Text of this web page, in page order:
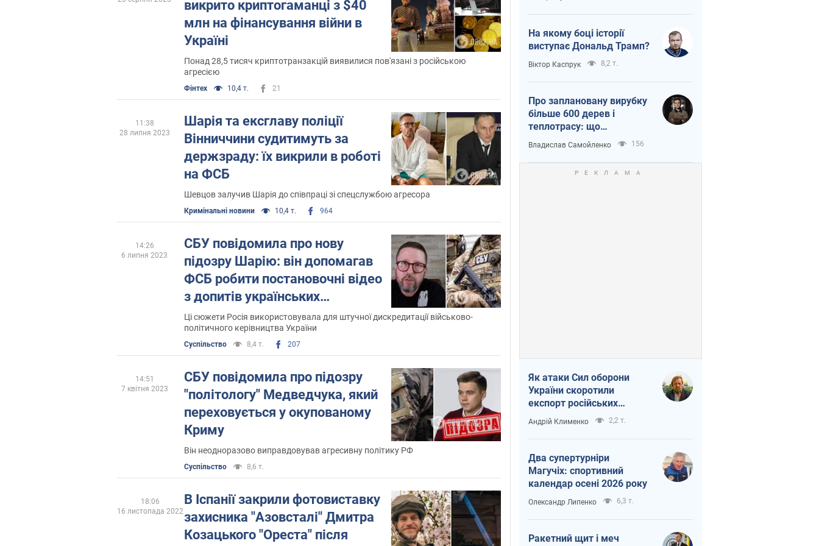
викрито криптогаманці з $40
млн на фінансування війни в
Україні
Понад 28,5 тисяч криптотранзакцій виявилися пов'язані з російською
агресією
Фінтех 10,4 т. 21
Шарія та ексглаву поліції
Вінниччини судитимуть за
держзраду: їх викрили в роботі
на ФСБ
Шевцов залучив Шарія до співпраці зі спецслужбою агресора
Кримінальні новини 10,4 т. 964
11:38
28 липня 2023
СБУ повідомила про нову
підозру Шарію: він допомагав
ФСБ робити постановочні відео
з допитів українських
полонених
Ці сюжети Росія використовувала для штучної дискредитації військово-
політичного керівництва України
Суспільство 8,4 т. 207
14:26
6 липня 2023
СБУ повідомила про підозру
"політологу" Медведчука, який
переховується у окупованому
Криму
Він неодноразово виправдовував агресивну політику РФ
Суспільство 8,6 т.
14:51
7 квітня 2023
В Іспанії закрили фотовиставку
захисника "Азовсталі" Дмитра
Козацького "Ореста" після
18:06
16 листопада 2022
На якому боці історії
виступає Дональд Трамп?
Віктор Каспрук 8,2 т.
Про заплановану вирубку
більше 600 дерев і
теплотрасу: що
відбувається на Теремках
у Києві
Владислав Самойленко 156
Як атаки Сил оборони
України скоротили
експорт російських
нафтопродуктів
Андрій Клименко 2,2 т.
Два супертурніри
Магучіх: спортивний
календар осені 2026 року
Олександр Липенко 6,3 т.
Ракетний щит і меч